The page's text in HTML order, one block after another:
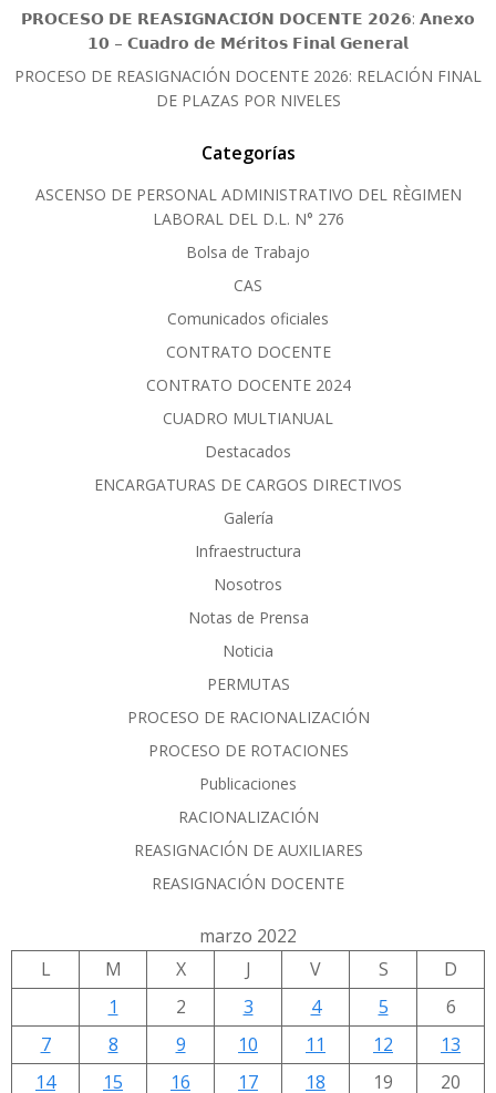
𝗣𝗥𝗢𝗖𝗘𝗦𝗢 𝗗𝗘 𝗥𝗘𝗔𝗦𝗜𝗚𝗡𝗔𝗖𝗜𝗢́𝗡 𝗗𝗢𝗖𝗘𝗡𝗧𝗘 𝟮𝟬𝟮𝟲: 𝗔𝗻𝗲𝘅𝗼
𝟭𝟬 – 𝗖𝘂𝗮𝗱𝗿𝗼 𝗱𝗲 𝗠𝗲́𝗿𝗶𝘁𝗼𝘀 𝗙𝗶𝗻𝗮𝗹 𝗚𝗲𝗻𝗲𝗿𝗮𝗹
PROCESO DE REASIGNACIÓN DOCENTE 2026: RELACIÓN FINAL
DE PLAZAS POR NIVELES
Categorías
ASCENSO DE PERSONAL ADMINISTRATIVO DEL RÈGIMEN
LABORAL DEL D.L. N° 276
Bolsa de Trabajo
CAS
Comunicados oficiales
CONTRATO DOCENTE
CONTRATO DOCENTE 2024
CUADRO MULTIANUAL
Destacados
ENCARGATURAS DE CARGOS DIRECTIVOS
Galería
Infraestructura
Nosotros
Notas de Prensa
Noticia
PERMUTAS
PROCESO DE RACIONALIZACIÓN
PROCESO DE ROTACIONES
Publicaciones
RACIONALIZACIÓN
REASIGNACIÓN DE AUXILIARES
REASIGNACIÓN DOCENTE
marzo 2022
L
M X J V S
D
1
2 3 4 5
6
7
8 9 10 11 12
13
14
15 16 17 18 19 20